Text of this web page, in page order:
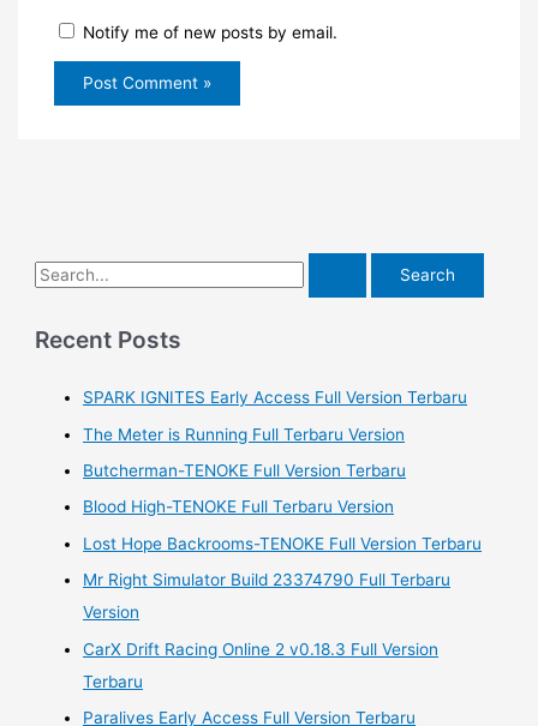
Notify me of new posts by email.
S
a
Recent Posts
SPARK IGNITES Early Access Full Version Terbaru
The Meter is Running Full Terbaru Version
Butcherman-TENOKE Full Version Terbaru
Blood High-TENOKE Full Terbaru Version
Lost Hope Backrooms-TENOKE Full Version Terbaru
Mr Right Simulator Build 23374790 Full Terbaru
Version
CarX Drift Racing Online 2 v0.18.3 Full Version
Terbaru
Paralives Early Access Full Version Terbaru